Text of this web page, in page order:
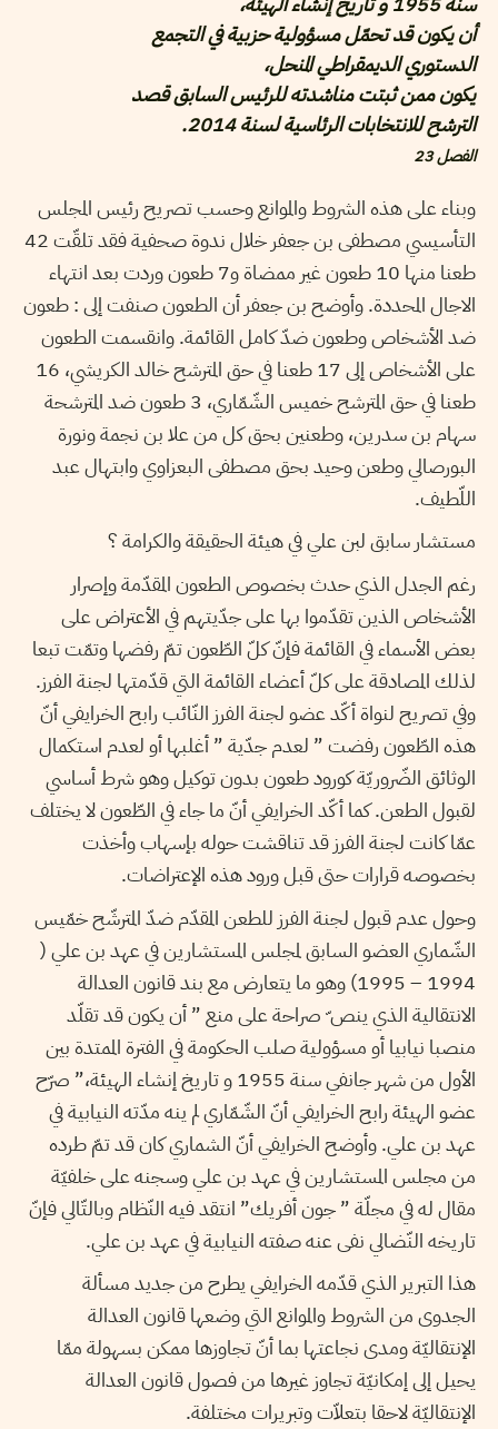
أن يكون قد تحمّل مسؤولية حزبية في التجمع
الدستوري الديمقراطي المنحل،
يكون ممن ثبتت مناشدته للرئيس السابق قصد
الترشح للانتخابات الرئاسية لسنة 2014.
الفصل 23
وبناء على هذه الشروط والموانع وحسب تصريح رئيس المجلس
التأسيسي مصطفى بن جعفر خلال ندوة صحفية فقد تلقّت 42
طعنا منها 10 طعون غير ممضاة و7 طعون وردت بعد انتهاء
الاجال المحددة. وأوضح بن جعفر أن الطعون صنفت إلى : طعون
ضد الأشخاص وطعون ضدّ كامل القائمة. وانقسمت الطعون
على الأشخاص إلى 17 طعنا في حق المترشح خالد الكريشي، 16
طعنا في حق المترشح خميس الشّمّاري، 3 طعون ضد المترشحة
سهام بن سدرين، وطعنين بحق كل من علا بن نجمة ونورة
البورصالي وطعن وحيد بحق مصطفى البعزاوي وابتهال عبد
اللّطيف.
مستشار سابق لبن علي في هيئة الحقيقة والكرامة ؟
رغم الجدل الذي حدث بخصوص الطعون المقدّمة وإصرار
الأشخاص الذين تقدّموا بها على جدّيتهم في الأعتراض على
بعض الأسماء في القائمة فإنّ كلّ الطّعون تمّ رفضها وتمّت تبعا
لذلك المصادقة على كلّ أعضاء القائمة التي قدّمتها لجنة الفرز.
وفي تصريح لنواة أكّد عضو لجنة الفرز النّائب رابح الخرايفي أنّ
هذه الطّعون رفضت ” لعدم جدّية ” أغلبها أو لعدم استكمال
الوثائق الضّروريّة كورود طعون بدون توكيل وهو شرط أساسي
لقبول الطعن. كما أكّد الخرايفي أنّ ما جاء في الطّعون لا يختلف
عمّا كانت لجنة الفرز قد تناقشت حوله بإسهاب وأخذت
بخصوصه قرارات حتى قبل ورود هذه الإعتراضات.
وحول عدم قبول لجنة الفرز للطعن المقدّم ضدّ المترشّح خمّيس
الشّماري العضو السابق لمجلس المستشارين في عهد بن علي (
1994 – 1995) وهو ما يتعارض مع بند قانون العدالة
الانتقالية الذي ينص ّ صراحة على منع ” أن يكون قد تقلّد
منصبا نيابيا أو مسؤولية صلب الحكومة في الفترة الممتدة بين
الأول من شهر جانفي سنة 1955 و تاريخ إنشاء الهيئة،” صرّح
عضو الهيئة رابح الخرايفي أنّ الشّمّاري لم ينه مدّته النيابية في
عهد بن علي. وأوضح الخرايفي أنّ الشماري كان قد تمّ طرده
من مجلس المستشارين في عهد بن علي وسجنه على خلفيّة
مقال له في مجلّة ” جون أفريك” انتقد فيه النّظام وبالتّالي فإنّ
تاريخه النّضالي نفى عنه صفته النيابية في عهد بن علي.
هذا التبرير الذي قدّمه الخرايفي يطرح من جديد مسألة
الجدوى من الشروط والموانع التي وضعها قانون العدالة
الإنتقاليّة ومدى نجاعتها بما أنّ تجاوزها ممكن بسهولة ممّا
يحيل إلى إمكانيّة تجاوز غيرها من فصول قانون العدالة
الإنتقاليّة لاحقا بتعلاّت وتبريرات مختلفة.